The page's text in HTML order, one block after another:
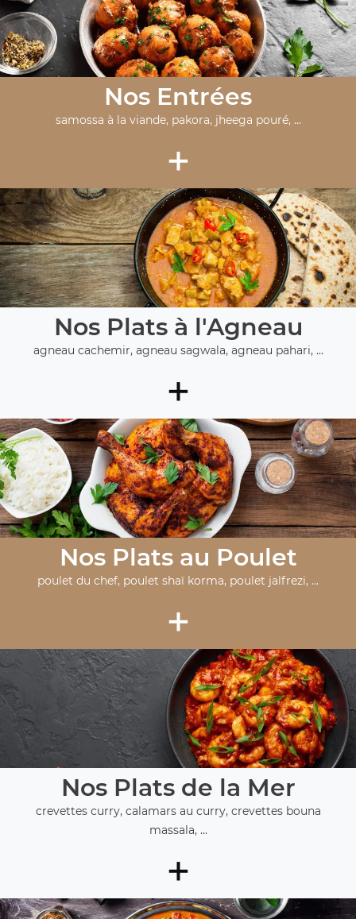
Nos Entrées
samossa à la viande, pakora, jheega pouré, ...
+
Nos Plats à l'Agneau
agneau cachemir, agneau sagwala, agneau pahari, ...
+
Nos Plats au Poulet
poulet du chef, poulet shaï korma, poulet jalfrezi, ...
+
Nos Plats de la Mer
crevettes curry, calamars au curry, crevettes bouna
massala, ...
+